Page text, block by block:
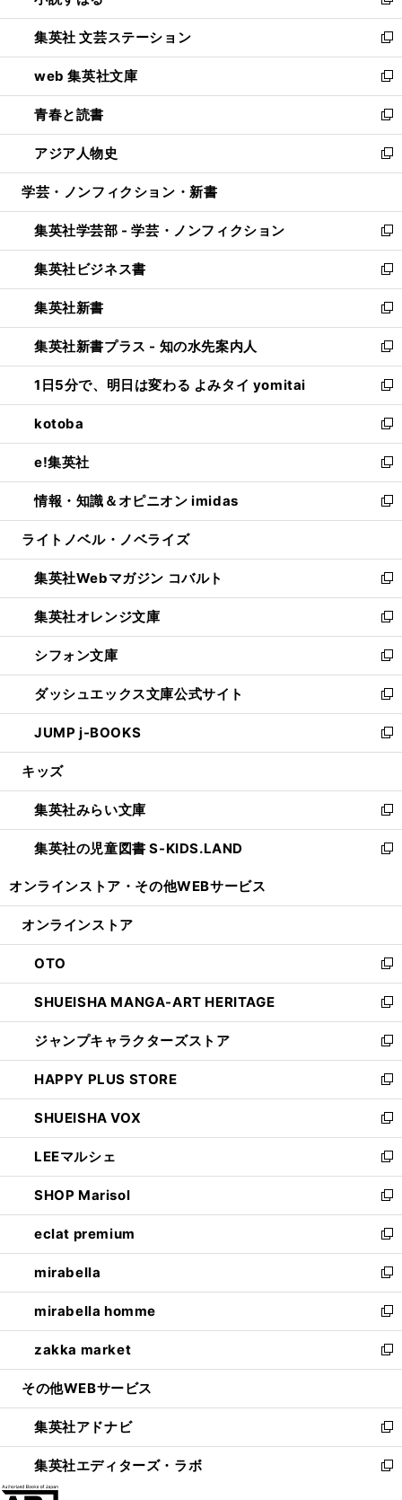
開
く
ウ
ィ
ン
ド
ウ
で
開
く
し
い
ウ
ィ
ン
ド
ウ
で
開
集英社 文芸ステーション
新
し
い
ウ
ィ
ン
ド
ウ
開
く
web 集英社文庫
新
し
い
ウ
ィ
ン
ウ
で
開
く
青春と読書
新
し
い
ウ
ン
ド
ウ
で
開
く
アジア人物史
新
し
ウ
ィ
ン
ド
ウ
で
開
く
学芸・ノンフィクション・新書
集英社学芸部 - 学芸・ノンフィクション
新
し
い
ウ
ィ
ン
ド
ウ
で
開
く
集英社ビジネス書
新
し
い
ウ
ィ
ン
ド
ウ
で
開
く
集英社新書
新
し
い
ウ
ィ
ン
ド
ウ
で
開
く
集英社新書プラス - 知の水先案内人
新
し
い
ウ
ィ
ン
ド
ウ
で
開
1日5分で、明日は変わる よみタイ yomitai
新
し
い
ウ
ィ
ン
ド
ウ
開
く
kotoba
新
し
い
ウ
ィ
ン
ウ
で
開
く
e!集英社
新
し
い
ウ
ン
ド
ウ
で
開
く
情報・知識＆オピニオン imidas
新
し
ウ
ィ
ン
ド
ウ
で
開
く
ライトノベル・ノベライズ
集英社Webマガジン コバルト
新
し
い
ウ
ィ
ン
ド
ウ
で
開
集英社オレンジ文庫
新
し
い
ウ
ィ
ン
ド
ウ
開
く
シフォン文庫
新
し
い
ウ
ィ
ン
ウ
で
開
く
ダッシュエックス文庫公式サイト
新
し
い
ウ
ン
ド
ウ
で
JUMP j-BOOKS
新
し
ウ
ィ
ン
ド
開
キッズ
集英社みらい文庫
新
し
い
ン
ウ
で
開
く
集英社の児童図書 S-KIDS.LAND
新
ウ
ン
ド
ウ
で
開
く
オンラインストア・ その他WEBサービス
オンラインストア
OTO
新
し
い
ウ
ィ
ン
ド
ウ
で
開
く
SHUEISHA MANGA-ART HERITAGE
新
し
い
ウ
ィ
ン
ド
ウ
で
開
く
ジャンプキャラクターズストア
新
し
い
ウ
ィ
ン
ド
ウ
で
開
く
HAPPY PLUS STORE
新
し
い
ウ
ィ
ン
ド
ウ
で
開
く
SHUEISHA VOX
新
し
い
ウ
ィ
ン
ド
ウ
で
開
く
LEEマルシェ
新
し
い
ウ
ィ
ン
ド
ウ
で
開
く
SHOP Marisol
新
し
い
ウ
ィ
ン
ド
ウ
で
開
eclat premium
新
し
い
ウ
ィ
ン
ド
ウ
開
く
mirabella
新
し
い
ウ
ィ
ン
ウ
で
開
く
mirabella homme
新
し
い
ウ
ン
ド
ウ
で
zakka market
新
し
ウ
ィ
ン
ド
その他WEBサービス
集英社アドナビ
新
し
い
集英社エディターズ・ラボ
新